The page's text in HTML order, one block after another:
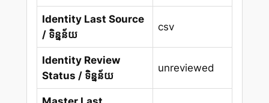
Identity Last Source
/ ទិន្នន័យ
csv
Identity Review
Status / ទិន្នន័យ
unreviewed